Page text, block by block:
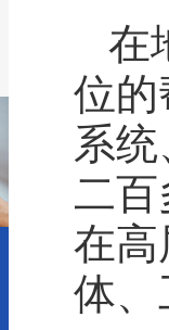
在
位
系
二
在
体